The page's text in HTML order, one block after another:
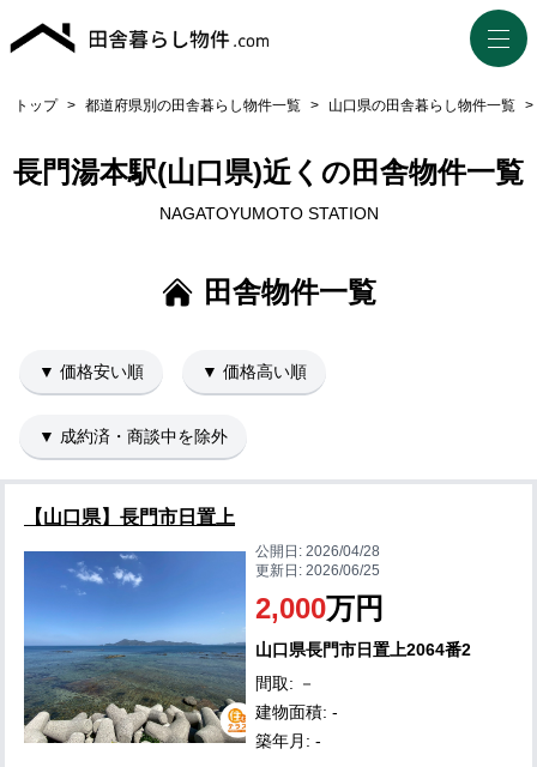
トップ > 都道府県別の田舎暮らし物件一覧 > 山口県の田舎暮らし物件一覧 >
長門湯本駅(山口県)近くの田舎物件一覧
NAGATOYUMOTO STATION
田舎物件一覧
▼ 価格安い順 ▼ 価格高い順
▼ 成約済・商談中を除外
【山口県】長門市日置上
公開日:2026/04/28
更新日:2026/06/25
2,000万円
山口県長門市日置上2064番2
間取: －
建物面積: -
築年月: -